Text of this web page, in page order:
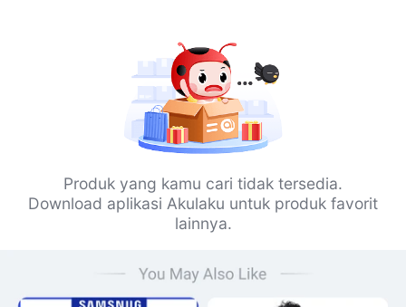
Produk yang kamu cari tidak tersedia.
Download aplikasi Akulaku untuk produk favorit
lainnya.